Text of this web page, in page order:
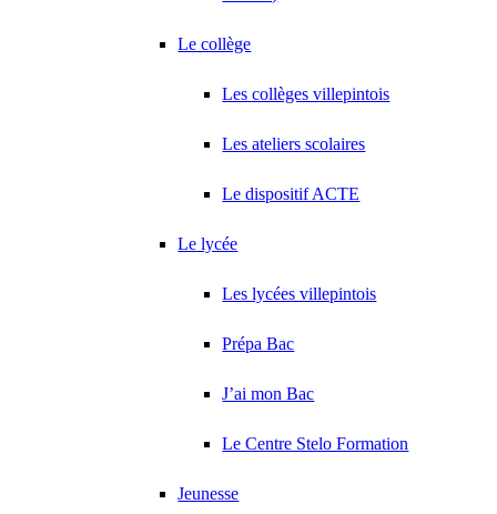
Le collège
Les collèges villepintois
Les ateliers scolaires
Le dispositif ACTE
Le lycée
Les lycées villepintois
Prépa Bac
J’ai mon Bac
Le Centre Stelo Formation
Jeunesse